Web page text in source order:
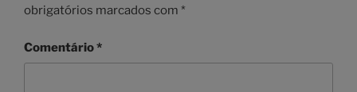
obrigatórios marcados com *
Comentário*